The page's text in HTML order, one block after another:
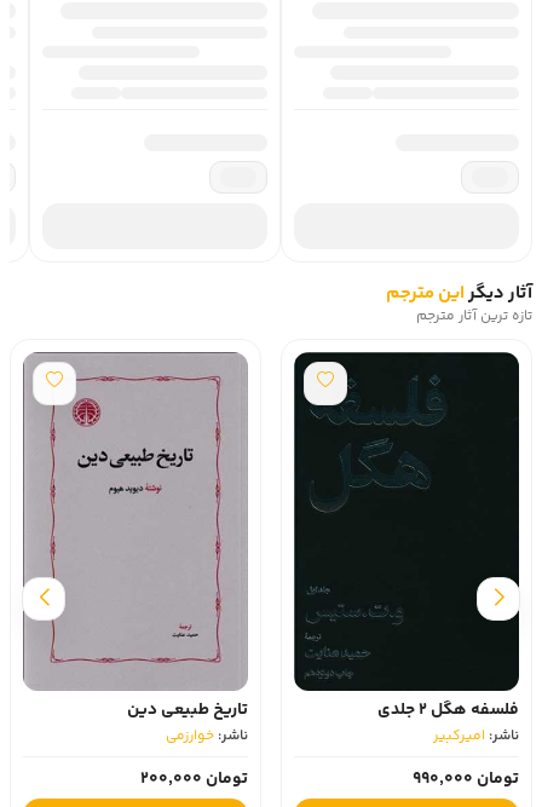
آثار دیگراین مترجم
تازه ترین آثار مترجم
فلسفه هگل 2 جلدی
ناشر: امیرکبیر
تومان 990,000
تاریخ طبیعی دین
ناشر: خوارزمی
تومان 200,000